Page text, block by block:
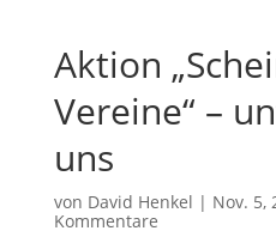
Aktion
Vereine“ –
uns
von David Henkel | Nov. 5,
Kommentare